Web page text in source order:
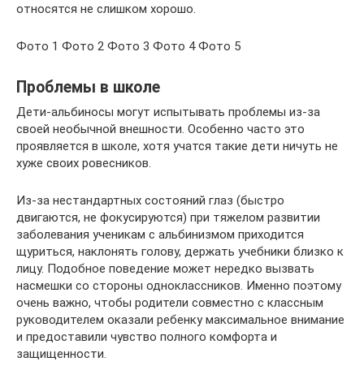
относятся не слишком хорошо.
Фото 1 Фото 2 Фото 3 Фото 4 Фото 5
Проблемы в школе
Дети-альбиносы могут испытывать проблемы из-за
своей необычной внешности. Особенно часто это
проявляется в школе, хотя учатся такие дети ничуть не
хуже своих ровесников.
Из-за нестандартных состояний глаз (быстро
двигаются, не фокусируются) при тяжелом развитии
заболевания ученикам с альбинизмом приходится
щуриться, наклонять голову, держать учебники близко к
лицу. Подобное поведение может нередко вызвать
насмешки со стороны одноклассников. Именно поэтому
очень важно, чтобы родители совместно с классным
руководителем оказали ребенку максимальное внимание
и предоставили чувство полного комфорта и
защищенности.